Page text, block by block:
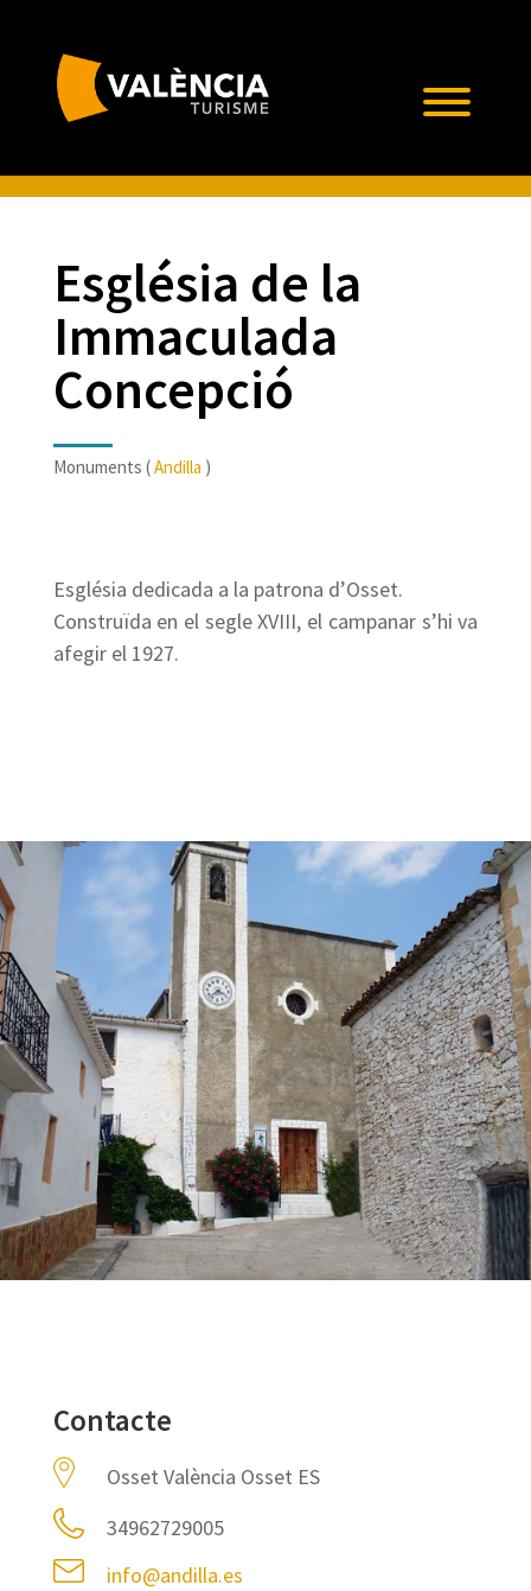
Església de la
Immaculada
Concepció
Monuments (Andilla )
Església dedicada a la patrona d’Osset.
Construïda en el segle XVIII, el campanar s’hi va
afegir el 1927.
Contacte
Osset València Osset ES
34962729005
info@andilla.es